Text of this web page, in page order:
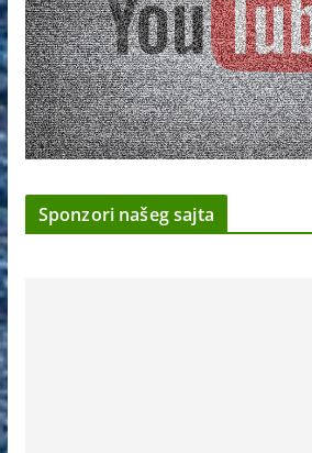
Sponzori našeg sajta